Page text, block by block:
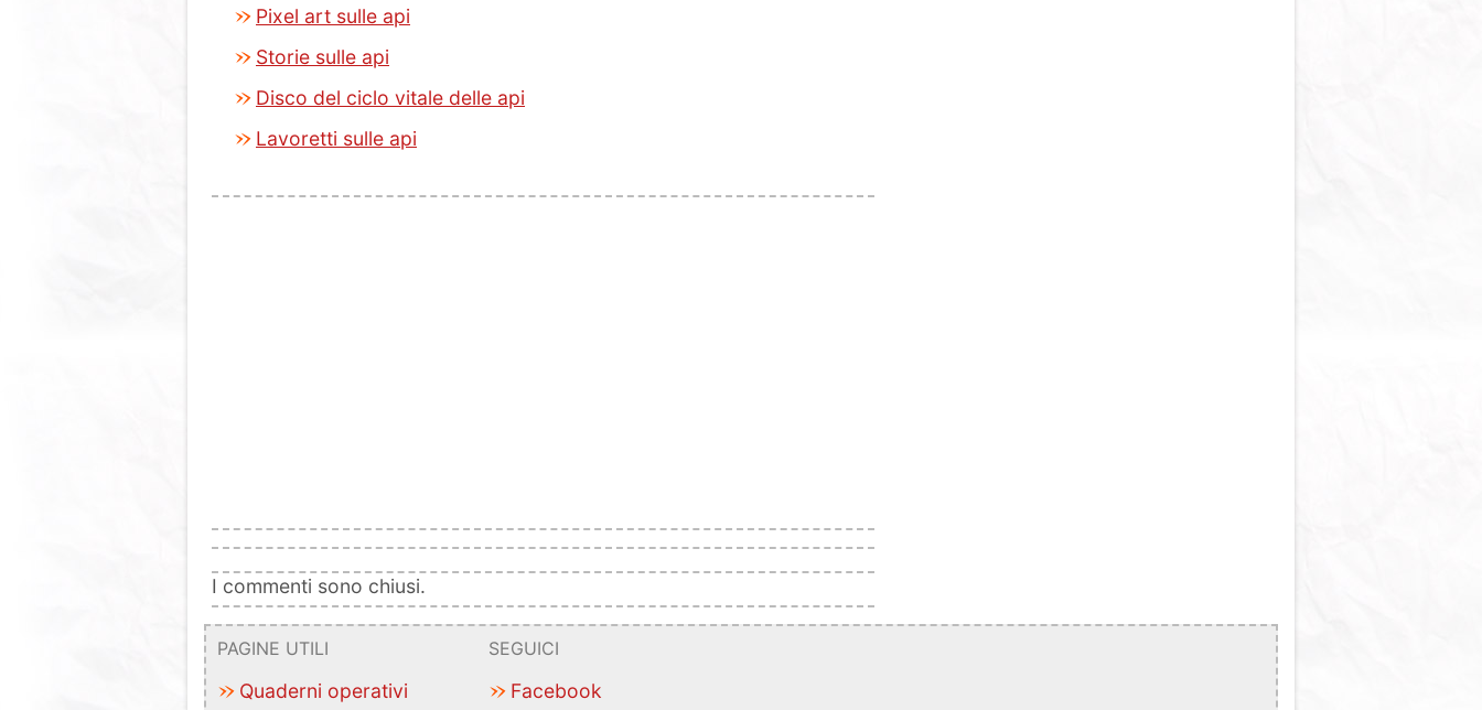
Pixel art sulle api
Storie sulle api
Disco del ciclo vitale delle api
Lavoretti sulle api
I commenti sono chiusi.
PAGINE UTILI
Quaderni operativi
SEGUICI
Facebook